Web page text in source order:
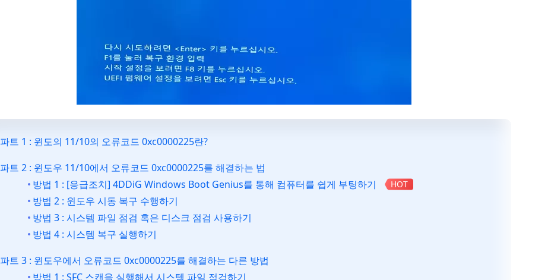
파트 1 : 윈도의 11/10의 오류코드 0xc0000225란?
파트 2 : 윈도우 11/10에서 오류코드 0xc0000225를 해결하는 법
방법 1 : [응급조치] 4DDiG Windows Boot Genius를 통해 컴퓨터를 쉽게 부팅하기
HOT
방법 2 : 윈도우 시동 복구 수행하기
방법 3 : 시스템 파일 점검 혹은 디스크 점검 사용하기
방법 4 : 시스템 복구 실행하기
파트 3 : 윈도우에서 오류코드 0xc0000225를 해결하는 다른 방법
방법 1 : SFC 스캔을 실행해서 시스템 파일 점검하기